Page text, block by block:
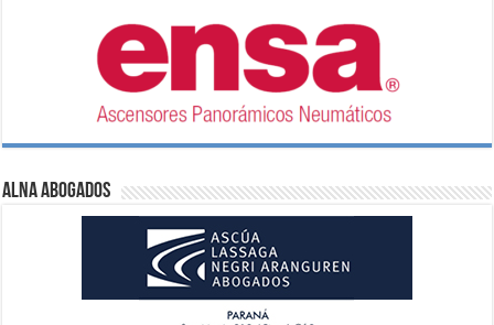
ALNA Abogados